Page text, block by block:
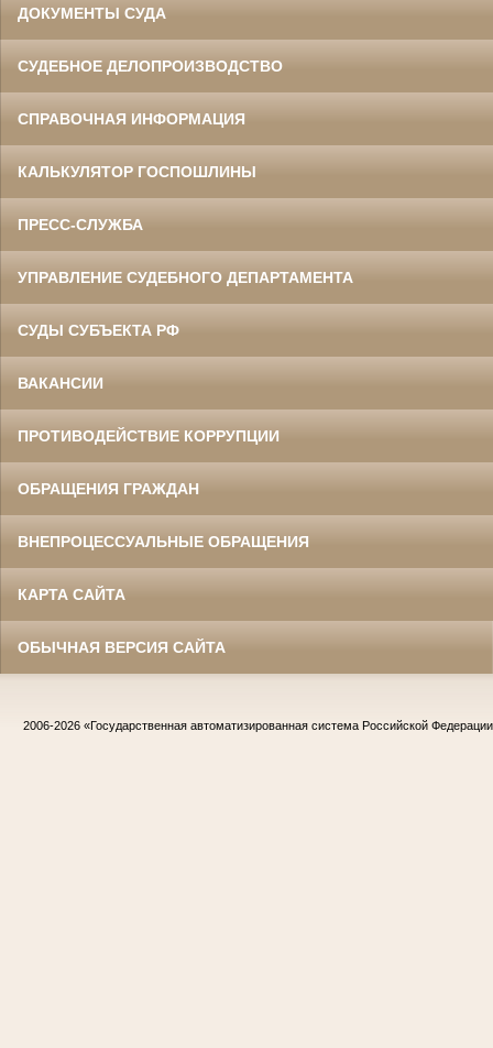
ДОКУМЕНТЫ СУДА
СУДЕБНОЕ ДЕЛОПРОИЗВОДСТВО
СПРАВОЧНАЯ ИНФОРМАЦИЯ
КАЛЬКУЛЯТОР ГОСПОШЛИНЫ
ПРЕСС-СЛУЖБА
УПРАВЛЕНИЕ СУДЕБНОГО ДЕПАРТАМЕНТА
СУДЫ СУБЪЕКТА РФ
ВАКАНСИИ
ПРОТИВОДЕЙСТВИЕ КОРРУПЦИИ
ОБРАЩЕНИЯ ГРАЖДАН
ВНЕПРОЦЕССУАЛЬНЫЕ ОБРАЩЕНИЯ
КАРТА САЙТА
ОБЫЧНАЯ ВЕРСИЯ САЙТА
2006-2026 «Государственная автоматизированная система Российской